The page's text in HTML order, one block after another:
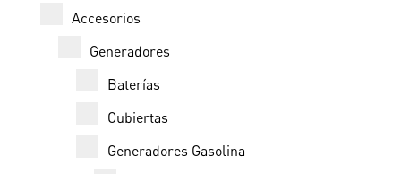
Accesorios
Generadores
Baterías
Cubiertas
Generadores Gasolina